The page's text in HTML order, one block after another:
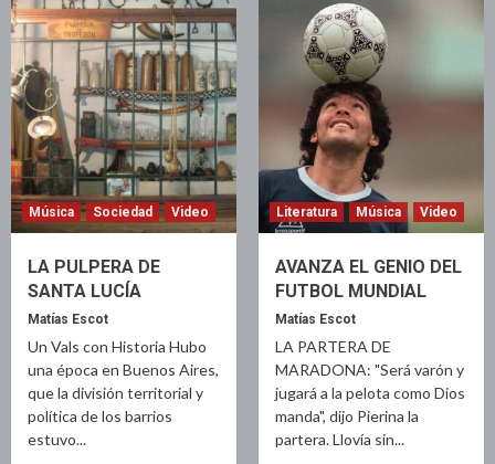
Música Sociedad Video
LA PULPERA DE
SANTA LUCÍA
Matías Escot
Un Vals con Historia Hubo
una época en Buenos Aires,
que la división territorial y
política de los barrios
estuvo...
Literatura Música Video
AVANZA EL GENIO DEL
FUTBOL MUNDIAL
Matías Escot
LA PARTERA DE
MARADONA: "Será varón y
jugará a la pelota como Dios
manda", dijo Pierina la
partera. Llovía sin...